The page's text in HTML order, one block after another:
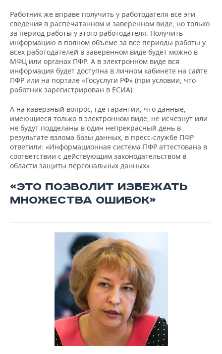
Работник же вправе получить у работодателя все эти
сведения в распечатанном и заверенном виде, но только
за период работы у этого работодателя. Получить
информацию в полном объеме за все периоды работы у
всех работодателей в заверенном виде будет можно в
МФЦ или органах ПФР. А в электронном виде вся
информация будет доступна в личном кабинете на сайте
ПФР или на портале «Госуслуги РФ» (при условии, что
работник зарегистрирован в ЕСИА).
А на каверзный вопрос, где гарантии, что данные,
имеющиеся только в электронном виде, не исчезнут или
не будут подделаны в один непрекрасный день в
результате взлома базы данных, в пресс-службе ПФР
ответили: «Информационная система ПФР аттестована в
соответствии с действующим законодательством в
области защиты персональных данных».
«ЭТО ПОЗВОЛИТ ИЗБЕЖАТЬ
МНОЖЕСТВА ОШИБОК»